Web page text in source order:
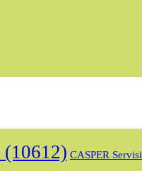
(10612) CASPER Servisi